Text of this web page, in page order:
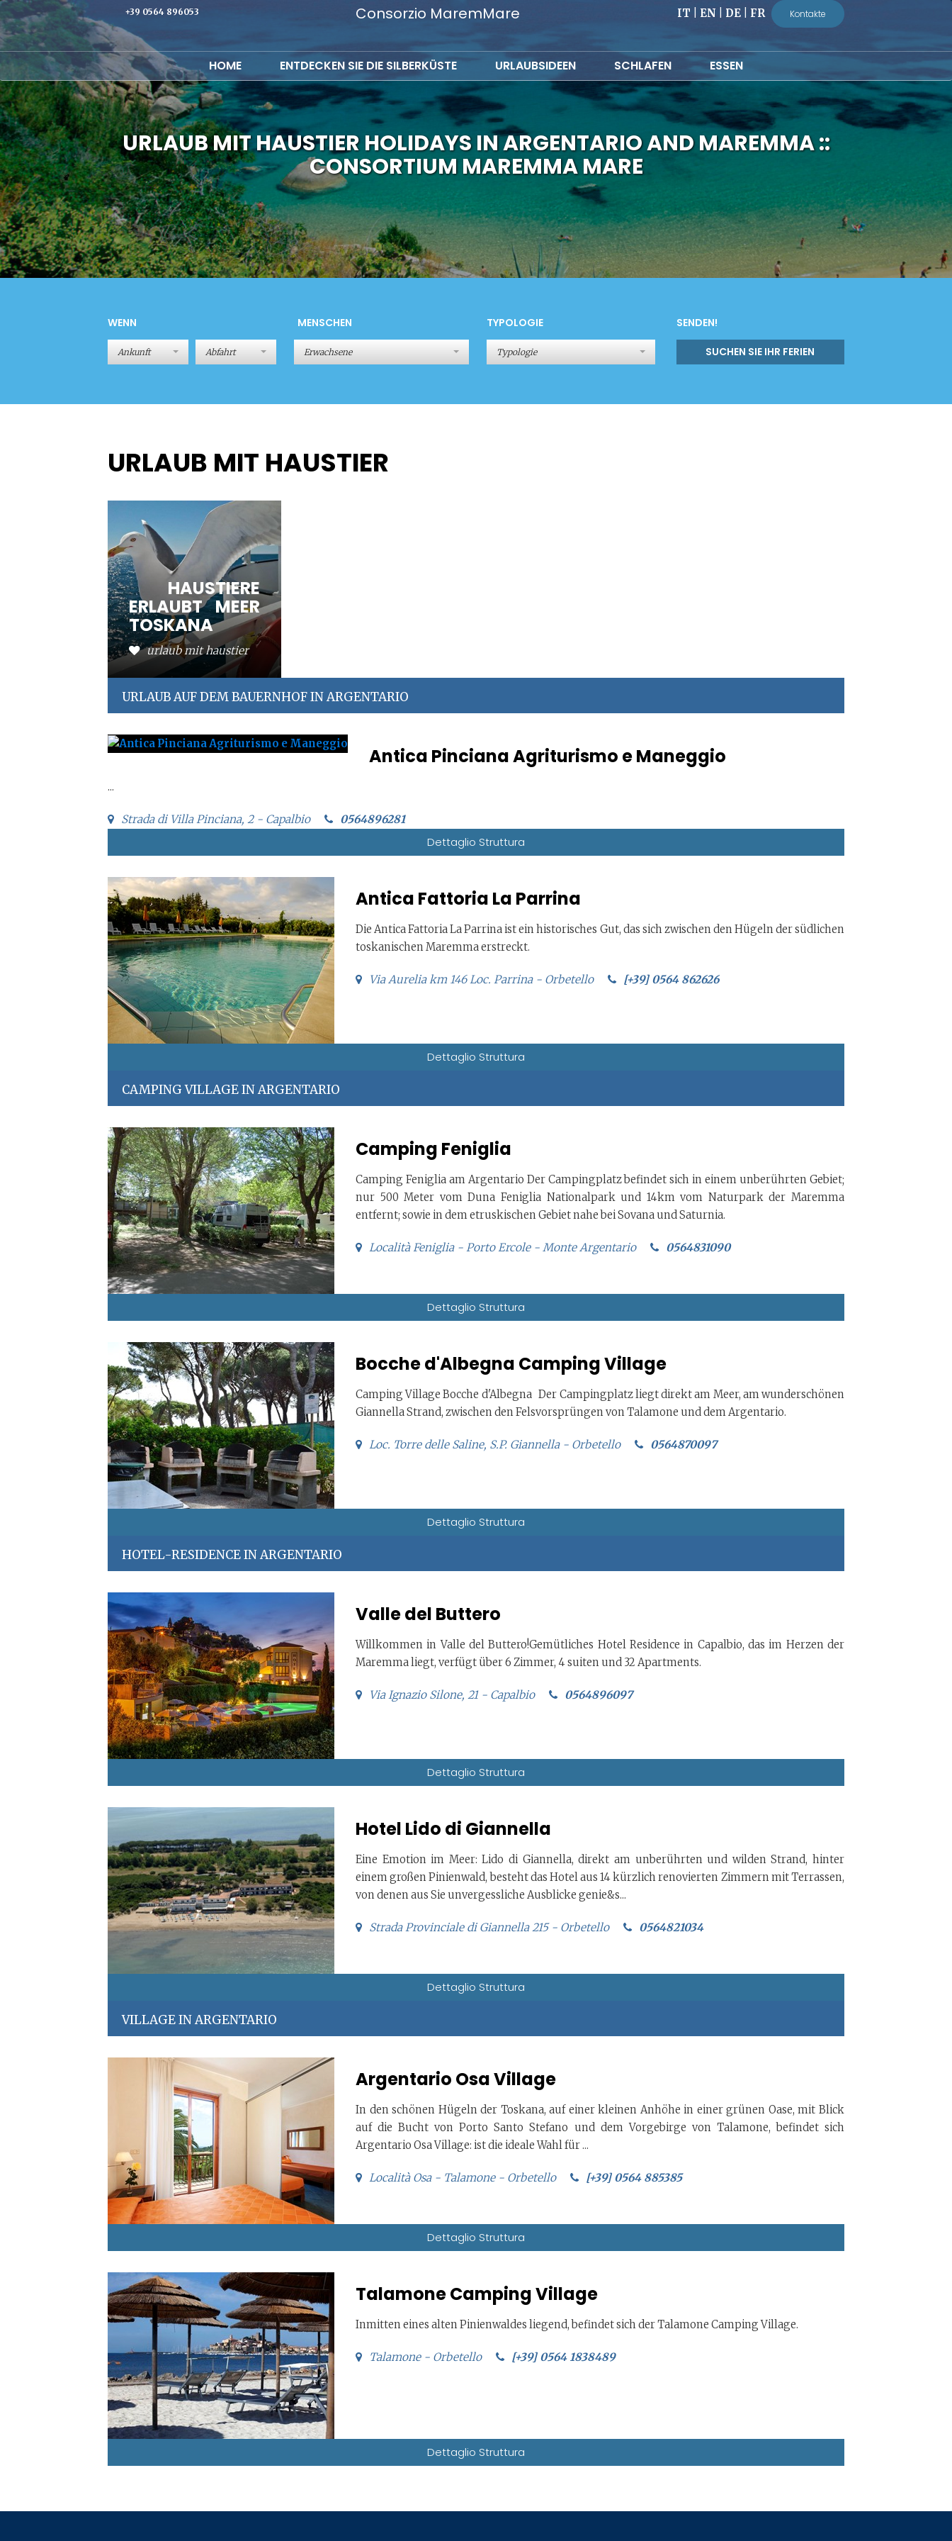
+39 0564 896053 IT EN DE FR Kontakte
Consorzio MaremMare
HOME ENTDECKEN SIE DIE SILBERKÜSTE URLAUBSIDEEN SCHLAFEN ESSEN
URLAUB MIT HAUSTIER HOLIDAYS IN ARGENTARIO AND MAREMMA ::
CONSORTIUM MAREMMA MARE
WENN MENSCHEN
Erwachsene
TYPOLOGIE
Typologie
SENDEN!
SUCHEN SIE IHR FERIEN
URLAUB MIT HAUSTIER
HAUSTIERE
ERLAUBT MEER
TOSKANA
urlaub mit haustier
URLAUB AUF DEM BAUERNHOF IN ARGENTARIO
Antica Pinciana Agriturismo e Maneggio
...
Strada di Villa Pinciana, 2 - Capalbio 0564896281
Dettaglio Struttura
Antica Fattoria La Parrina
Die Antica Fattoria La Parrina ist ein historisches Gut, das sich zwischen den Hügeln der südlichen
toskanischen Maremma erstreckt.
Via Aurelia km 146 Loc. Parrina - Orbetello [+39] 0564 862626
Dettaglio Struttura
CAMPING VILLAGE IN ARGENTARIO
Camping Feniglia
Camping Feniglia am Argentario Der Campingplatz befindet sich in einem unberührten Gebiet;
nur 500 Meter vom Duna Feniglia Nationalpark und 14km vom Naturpark der Maremma
entfernt; sowie in dem etruskischen Gebiet nahe bei Sovana und Saturnia.
Località Feniglia - Porto Ercole - Monte Argentario 0564831090
Dettaglio Struttura
Bocche d'Albegna Camping Village
Camping Village Bocche d'Albegna Der Campingplatz liegt direkt am Meer, am wunderschönen
Giannella Strand, zwischen den Felsvorsprüngen von Talamone und dem Argentario.
Loc. Torre delle Saline, S.P. Giannella - Orbetello 0564870097
Dettaglio Struttura
HOTEL-RESIDENCE IN ARGENTARIO
Valle del Buttero
Willkommen in Valle del Buttero!Gemütliches Hotel Residence in Capalbio, das im Herzen der
Maremma liegt, verfügt über 6 Zimmer, 4 suiten und 32 Apartments.
Via Ignazio Silone, 21 - Capalbio 0564896097
Dettaglio Struttura
Hotel Lido di Giannella
Eine Emotion im Meer: Lido di Giannella, direkt am unberührten und wilden Strand, hinter
einem großen Pinienwald, besteht das Hotel aus 14 kürzlich renovierten Zimmern mit Terrassen,
von denen aus Sie unvergessliche Ausblicke genie&s...
Strada Provinciale di Giannella 215 - Orbetello 0564821034
Dettaglio Struttura
VILLAGE IN ARGENTARIO
Argentario Osa Village
In den schönen Hügeln der Toskana, auf einer kleinen Anhöhe in einer grünen Oase, mit Blick
auf die Bucht von Porto Santo Stefano und dem Vorgebirge von Talamone, befindet sich
Argentario Osa Village: ist die ideale Wahl für ...
Località Osa - Talamone - Orbetello [+39] 0564 885385
Dettaglio Struttura
Talamone Camping Village
Inmitten eines alten Pinienwaldes liegend, befindet sich der Talamone Camping Village.
Talamone - Orbetello [+39] 0564 1838489
Dettaglio Struttura